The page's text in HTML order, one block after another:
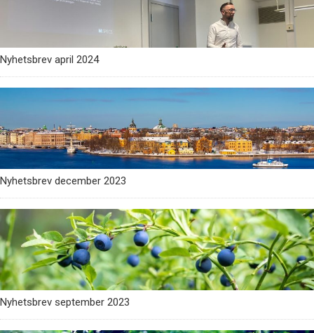
Nyhetsbrev april 2024
Nyhetsbrev december 2023
Nyhetsbrev september 2023